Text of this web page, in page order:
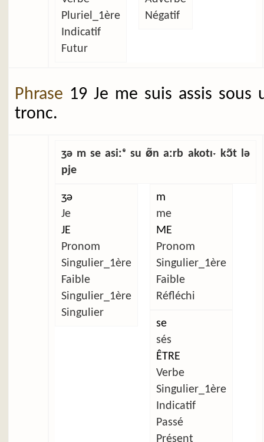
Pluriel_1ère
Indicatif
Futur
Négatif
Phrase 19 Je me suis assis
tronc.
ʒə m se asiːᵉ su ø̃n aːrb akotɪˑ kɔ̃t lə
pje
ʒə
Je
JE
Pronom
Singulier_1ère
Faible
Singulier_1ère
Singulier
m
me
ME
Pronom
Singulier_1ère
Faible
Réfléchi
se
sés
ÊTRE
Verbe
Singulier_1ère
Indicatif
Passé
Présent